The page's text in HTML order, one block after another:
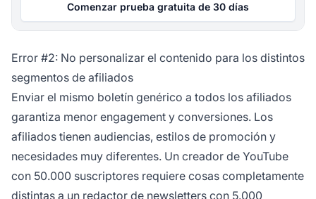
Comenzar prueba gratuita de 30 días
Error #2: No personalizar el contenido para los distintos
segmentos de afiliados
Enviar el mismo boletín genérico a todos los afiliados
garantiza menor engagement y conversiones. Los
afiliados tienen audiencias, estilos de promoción y
necesidades muy diferentes. Un creador de YouTube
con 50.000 suscriptores requiere cosas completamente
distintas a un redactor de newsletters con 5.000